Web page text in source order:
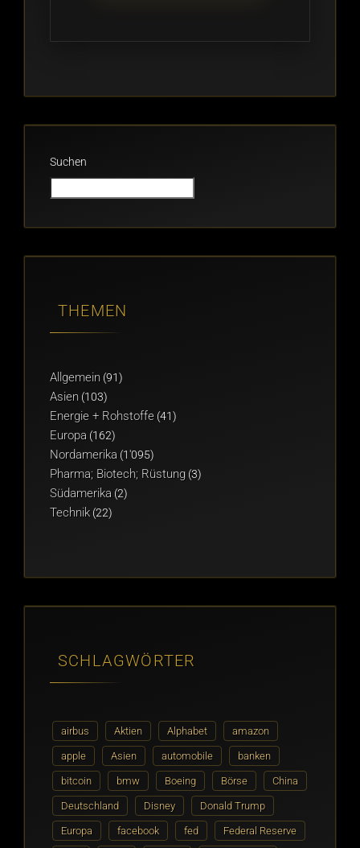
Suchen
THEMEN
Allgemein (91)
Asien (103)
Energie + Rohstoffe (41)
Europa (162)
Nordamerika (1'095)
Pharma; Biotech; Rüstung (3)
Südamerika (2)
Technik (22)
SCHLAGWÖRTER
airbus Aktien Alphabet amazon
apple Asien automobile banken
bitcoin bmw Boeing Börse China
Deutschland Disney Donald Trump
Europa facebook fed Federal Reserve